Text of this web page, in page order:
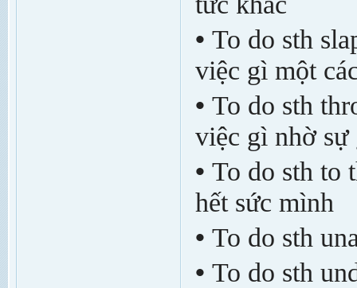
• To do sth
việc gì một
• To do sth
việc gì nhờ sự
• To do sth to
hết sức mình
• To do sth
• To do sth